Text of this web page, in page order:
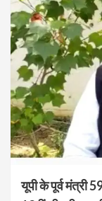
यूपी के पूर्व मंत्री